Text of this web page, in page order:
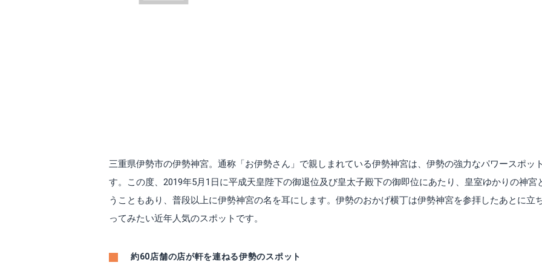
三重県伊勢市の伊勢神宮。通称「お伊勢さん」で親しまれている伊勢神宮は、伊勢の強力なパワースポッ
す。この度、2019年5月1日に平成天皇陛下の御退位及び皇太子殿下の御即位にあたり、皇室ゆかりの神宮
うこともあり、普段以上に伊勢神宮の名を耳にします。伊勢のおかげ横丁は伊勢神宮を参拝したあとに立
ってみたい近年人気のスポットです。
約60店舗の店が軒を連ねる伊勢のスポット